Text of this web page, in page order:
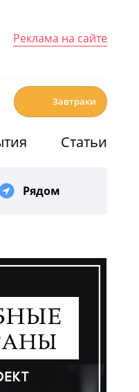
Реклама на сайте
Завтраки
Статьи
Рядом